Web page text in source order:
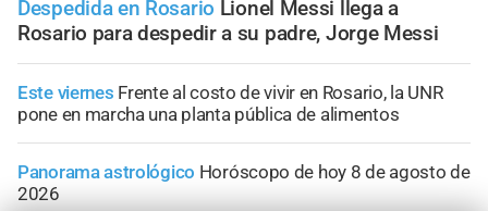
Despedida en Rosario Lionel Messi llega a
Rosario para despedir a su padre, Jorge Messi
Este viernes Frente al costo de vivir en Rosario, la UNR
pone en marcha una planta pública de alimentos
Panorama astrológico Horóscopo de hoy 8 de agosto de
2026